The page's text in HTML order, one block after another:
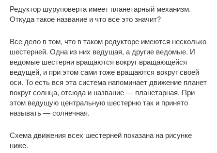
Редуктор шуруповерта имеет планетарный механизм.
Откуда такое название и что все это значит?
Все дело в том, что в таком редукторе имеются несколько
шестерней. Одна из них ведущая, а другие ведомые. И
ведомые шестерни вращаются вокруг вращающейся
ведущей, и при этом сами тоже вращаются вокруг своей
оси. То есть вся эта система напоминает движение планет
вокруг солнца, отсюда и название — планетарная. При
этом ведущую центральную шестерню так и принято
называть — солнечная.
Схема движения всех шестерней показана на рисунке
ниже.